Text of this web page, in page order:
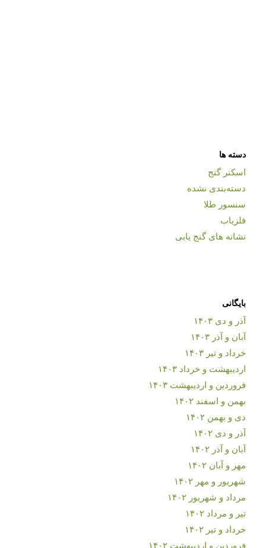
دسته ها
اسکنر گنج
دسته‌بندی نشده
سنسور طلا
فلزیاب
نشانه های گنج یابی
بایگانی
آذر و دی ۱۴۰۳
آبان و آذر ۱۴۰۳
خرداد و تیر ۱۴۰۳
اردیبهشت و خرداد ۱۴۰۳
فروردین و اردیبهشت ۱۴۰۳
بهمن و اسفند ۱۴۰۲
دی و بهمن ۱۴۰۲
آذر و دی ۱۴۰۲
آبان و آذر ۱۴۰۲
مهر و آبان ۱۴۰۲
شهریور و مهر ۱۴۰۲
مرداد و شهریور ۱۴۰۲
تیر و مرداد ۱۴۰۲
خرداد و تیر ۱۴۰۲
فروردین و اردیبهشت ۱۴۰۲